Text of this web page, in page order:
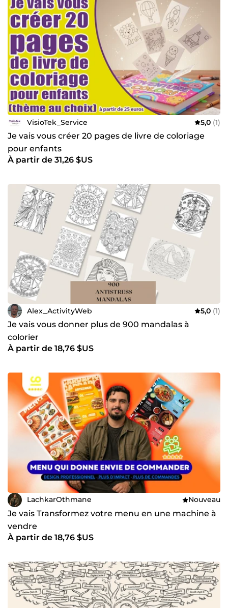
VisioTek_Service 5,0 (1)
Je vais vous créer 20 pages de livre de coloriage
pour enfants
À partir de 31,26 $US
Alex_ActivityWeb 5,0 (1)
Je vais vous donner plus de 900 mandalas à
colorier
À partir de 18,76 $US
LachkarOthmane Nouveau
Je vais Transformez votre menu en une machine à
vendre
À partir de 18,76 $US